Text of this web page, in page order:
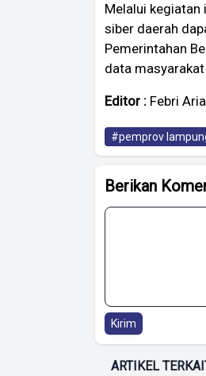
Melalui kegiatan
siber daerah
Pemerintahan
data
Editor : Febri
#pemprov
Berikan
Kirim
ARTIKEL